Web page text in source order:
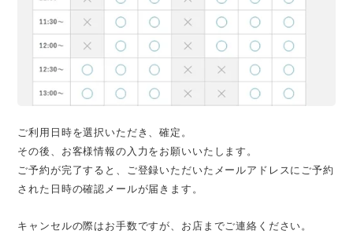
ご利用日時を選択いただき、確定。
その後、お客様情報の入力をお願いいたします。
ご予約が完了すると、ご登録いただいたメールアドレスにご予約
された日時の確認メールが届きます。
キャンセルの際はお手数ですが、お店までご連絡ください。